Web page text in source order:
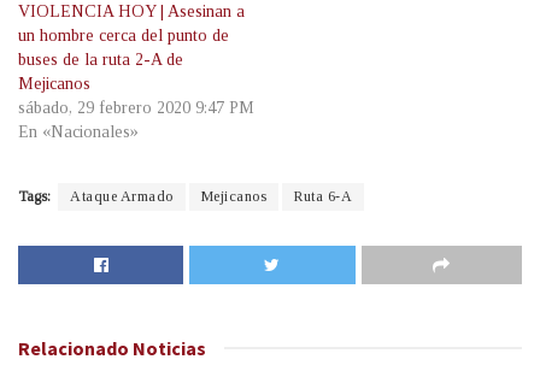
VIOLENCIA HOY | Asesinan a
un hombre cerca del punto de
buses de la ruta 2-A de
Mejicanos
sábado, 29 febrero 2020 9:47 PM
En «Nacionales»
Tags: Ataque Armado Mejicanos Ruta 6-A
Relacionado Noticias